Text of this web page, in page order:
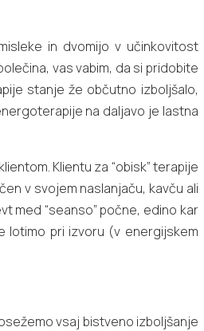
in dvomijo v učinkovitost
vas vabim, da si pridobite
stanje že občutno izboljšalo,
na daljavo je lastna
Klientu za “obisk” terapije
v svojem naslanjaču, kavču ali
med “seanso” počne, edino kar
lotimo pri izvoru (v energijskem
vsaj bistveno izboljšanje